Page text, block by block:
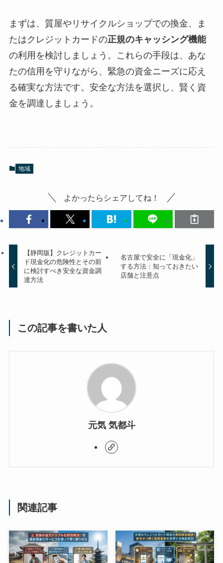
まずは、質屋やリサイクルショップでの換金、ま
たはクレジットカードの正規のキャッシング機能
の利用を検討しましょう。これらの手段は、あな
たの信用を守りながら、緊急の資金ニーズに応え
る確実な方法です。安全な方法を選択し、賢く資
金を調達しましょう。
地域
よかったらシェアしてね！
【静岡版】クレジットカー
ド現金化の危険性とその前
に検討すべき安全な資金調
達方法
名古屋で安全に「現金化」
する方法：知っておきたい
店舗と注意点
この記事を書いた人
元気 気都斗
関連記事